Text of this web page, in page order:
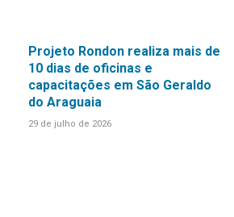
Projeto Rondon realiza mais de
10 dias de oficinas e
capacitações em São Geraldo
do Araguaia
29 de julho de 2026